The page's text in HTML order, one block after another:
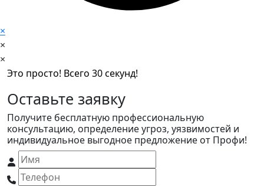
×
×
×
Это просто! Всего 30 секунд!
Оставьте заявку
Получите бесплатную профессиональную
консультацию, определение угроз, уязвимостей и
индивидуальное выгодное предложение от Профи!